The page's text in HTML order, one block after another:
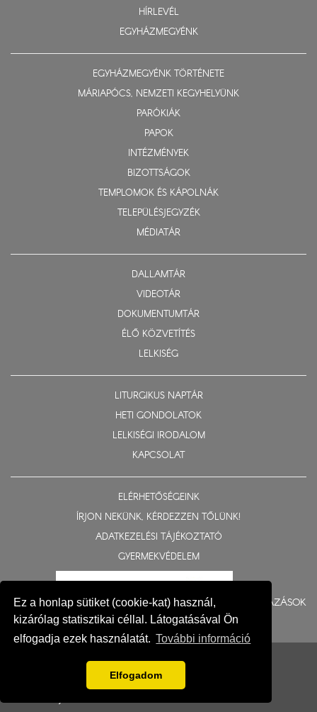
Ez a honlap sütiket (cookie-kat) használ,
kizárólag statisztikai céllal. Látogatásával Ön
elfogadja ezek használatát. További információ
Elfogadom
HÍRLEVÉL
EGYHÁZMEGYÉNK
EGYHÁZMEGYÉNK TÖRTÉNETE
MÁRIAPÓCS, NEMZETI KEGYHELYÜNK
PARÓKIÁK
PAPOK
INTÉZMÉNYEK
BIZOTTSÁGOK
TEMPLOMOK ÉS KÁPOLNÁK
TELEPÜLÉSJEGYZÉK
MÉDIATÁR
DALLAMTÁR
VIDEOTÁR
DOKUMENTUMTÁR
ÉLŐ KÖZVETÍTÉS
LELKISÉG
LITURGIKUS NAPTÁR
HETI GONDOLATOK
LELKISÉGI IRODALOM
KAPCSOLAT
ELÉRHETŐSÉGEINK
ÍRJON NEKÜNK, KÉRDEZZEN TŐLÜNK!
ADATKEZELÉSI TÁJÉKOZTATÓ
GYERMEKVÉDELEM
BERUHÁZÁSOK
Impresszum
Fejlesztés: Gerner Attila, Zadubenszki Norbert